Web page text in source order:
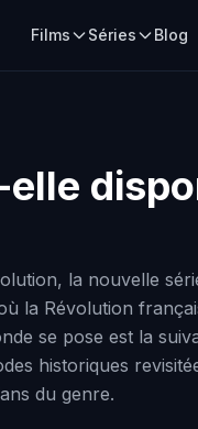
Films Séries Blog
la nouvelle
la Révolution
se pose est la
historiques
du genre.